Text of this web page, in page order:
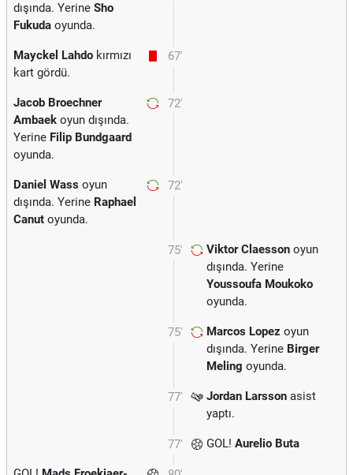
dışında. Yerine Sho
Fukuda oyunda.
67'
Mayckel Lahdo kırmızı
kart gördü.
72'
Jacob Broechner
Ambaek oyun dışında.
Yerine Filip Bundgaard
oyunda.
72'
Daniel Wass oyun
dışında. Yerine Raphael
Canut oyunda.
75' Viktor Claesson oyun
dışında. Yerine
Youssoufa Moukoko
oyunda.
75' Marcos Lopez oyun
dışında. Yerine Birger
Meling oyunda.
77' Jordan Larsson asist
yaptı.
77' GOL! Aurelio Buta